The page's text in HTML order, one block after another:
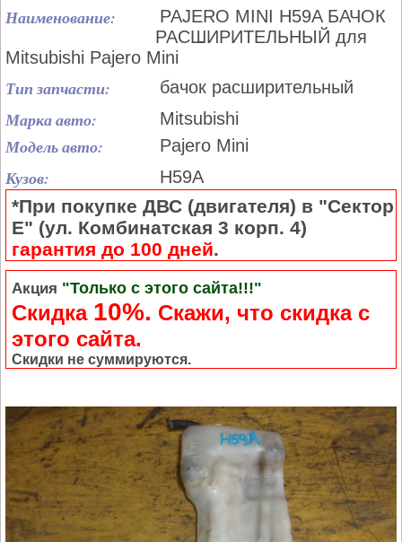
Наименование:
PAJERO MINI H59A БАЧОК
РАСШИРИТЕЛЬНЫЙ для
Mitsubishi Pajero Mini
Тип запчасти: бачок расширительный
Марка авто: Mitsubishi
Модель авто: Pajero Mini
Кузов: H59A
*При покупке ДВС (двигателя) в "Сектор
Е" (ул. Комбинатская 3 корп. 4)
гарантия до 100 дней.
Акция "Только с этого сайта!!!"
Скидка 10%. Cкажи, что скидка с
этого сайта.
Скидки не суммируются.